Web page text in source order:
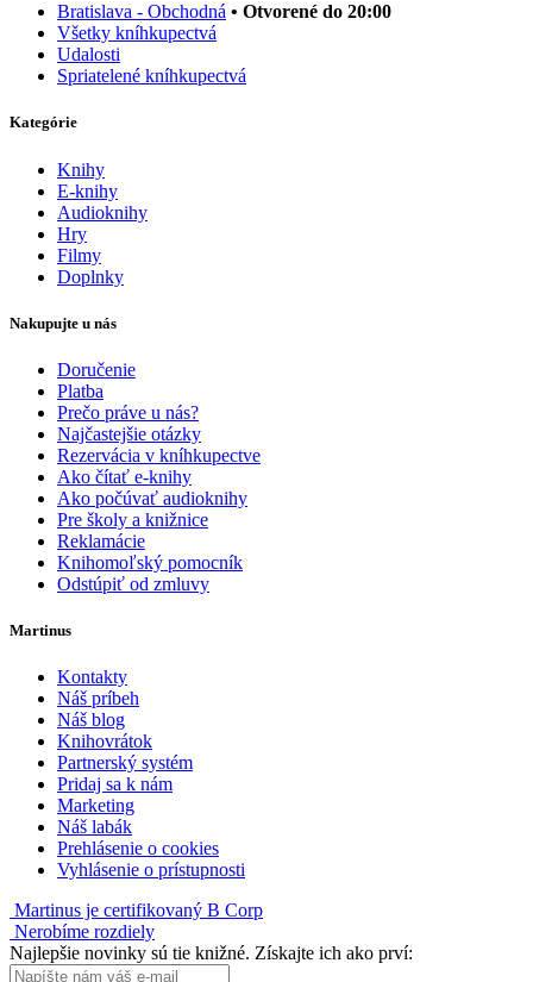
Bratislava - Obchodná • Otvorené do 20:00
Všetky kníhkupectvá
Udalosti
Spriatelené kníhkupectvá
Kategórie
Knihy
E-knihy
Audioknihy
Hry
Filmy
Doplnky
Nakupujte u nás
Doručenie
Platba
Prečo práve u nás?
Najčastejšie otázky
Rezervácia v kníhkupectve
Ako čítať e-knihy
Ako počúvať audioknihy
Pre školy a knižnice
Reklamácie
Knihomoľský pomocník
Odstúpiť od zmluvy
Martinus
Kontakty
Náš príbeh
Náš blog
Knihovrátok
Partnerský systém
Pridaj sa k nám
Marketing
Náš labák
Prehlásenie o cookies
Vyhlásenie o prístupnosti
Martinus je certifikovaný B Corp
Nerobíme rozdiely
Najlepšie novinky sú tie knižné. Získajte ich ako prví: